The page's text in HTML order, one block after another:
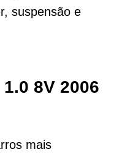
suspensão e
8V 2006
mais